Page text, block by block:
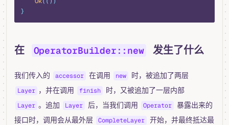
}
在 OperatorBuilder::new 发生了什么
我们传入的 accessor 在调用 new 时，被追加了两层
Layer ，并在调用 finish 时，又被追加了一层内部
Layer 。追加 Layer 后，当我们调用 Operator
暴露出来的
接口时，调用会从最外层
CompleteLayer
开始，并最终抵达最